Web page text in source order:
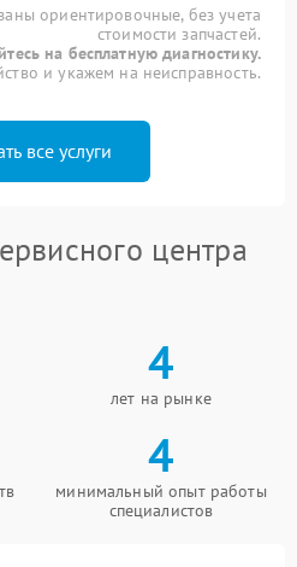
ориентировочные, без учета
стоимости запчастей.
на бесплатную диагностику.
и укажем на неисправность.
все услуги
центра
4
лет на рынке
4
минимальный опыт работы
специалистов